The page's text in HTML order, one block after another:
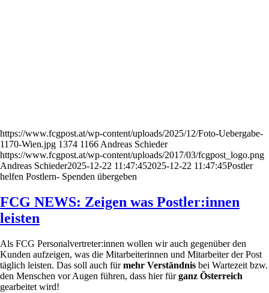
https://www.fcgpost.at/wp-content/uploads/2025/12/Foto-Uebergabe-
1170-Wien.jpg 1374 1166 Andreas Schieder
https://www.fcgpost.at/wp-content/uploads/2017/03/fcgpost_logo.png
Andreas Schieder2025-12-22 11:47:452025-12-22 11:47:45Postler
helfen Postlern- Spenden übergeben
FCG NEWS: Zeigen was Postler:innen
leisten
Als FCG Personalvertreter:innen wollen wir auch gegenüber den
Kunden aufzeigen, was die Mitarbeiterinnen und Mitarbeiter der Post
täglich leisten. Das soll auch fürmehr Verständnis bei Wartezeit bzw.
den Menschen vor Augen führen, dass hier fürganz Österreich
gearbeitet wird!